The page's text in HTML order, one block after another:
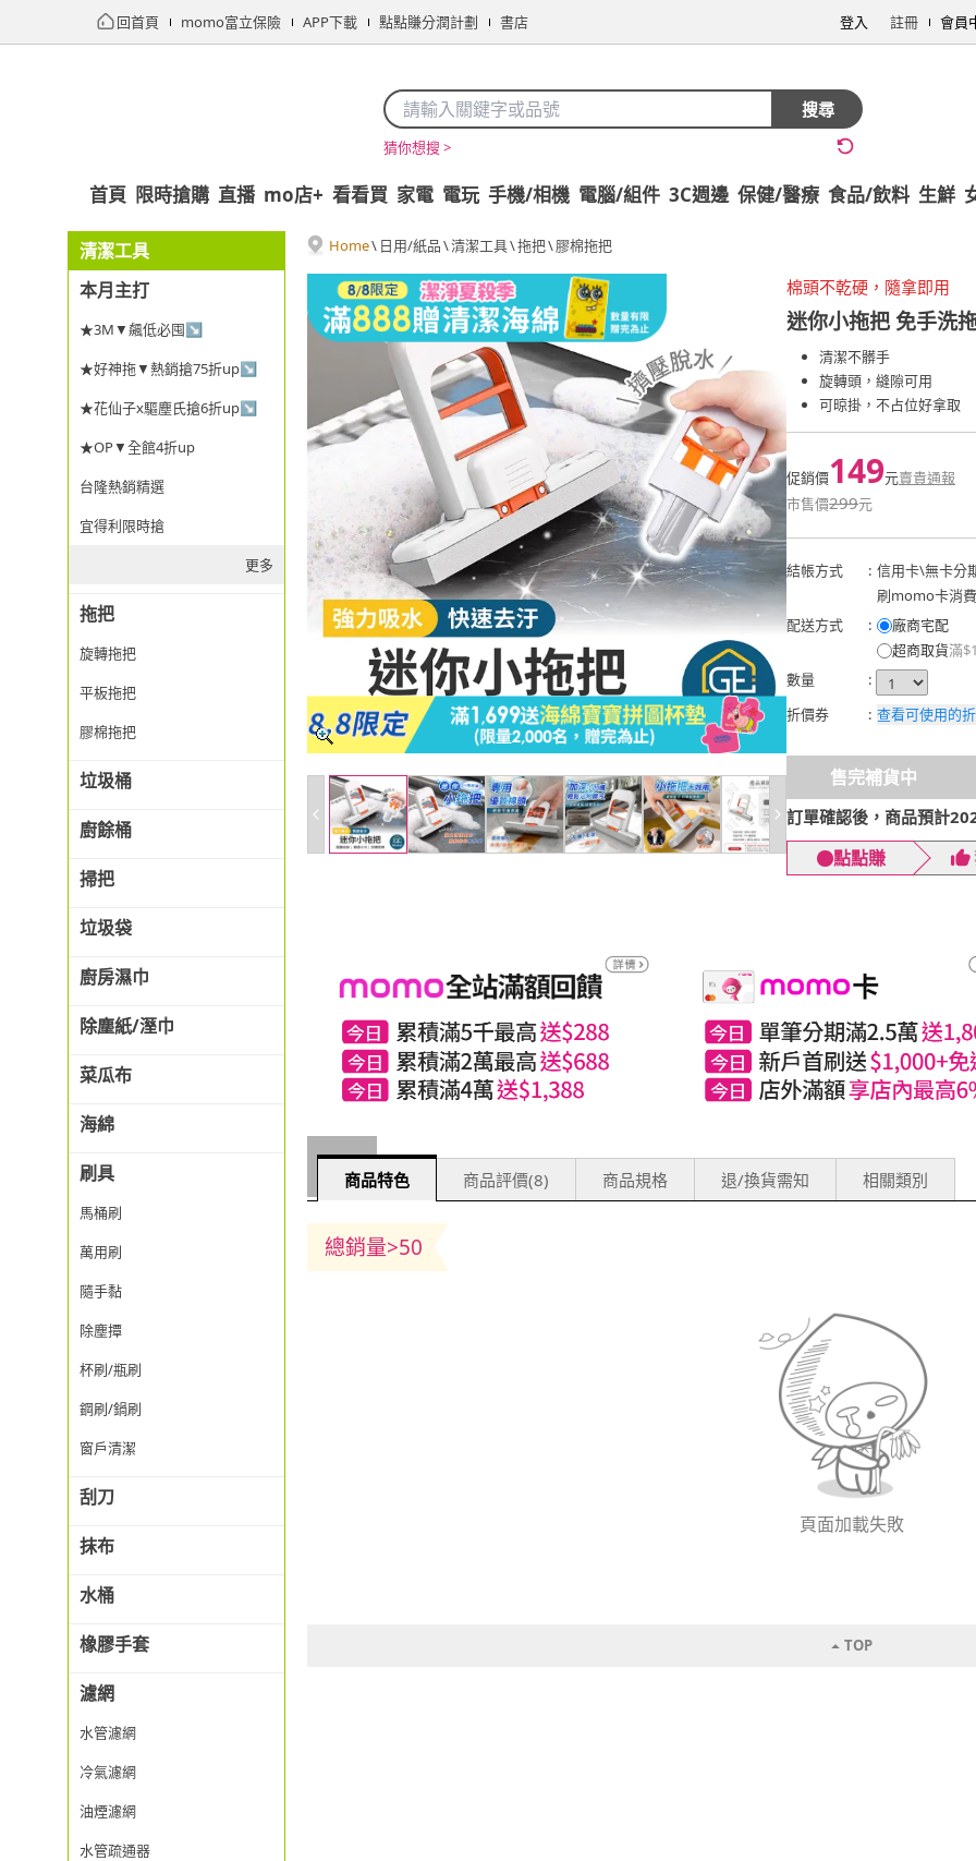
回首頁 momo富立保險 APP下載 點點賺分潤計劃 書店 登入 註冊 會員
搜尋
猜你想搜 >
首頁 限時搶購 直播 mo店+ 看看買 家電 電玩 手機/相機 電腦/組件 3C週邊 保健/醫療 食品/飲料 生鮮
清潔工具
本月主打
★3M▼飆低必囤↘
★好神拖▼熱銷搶75折up↘
★花仙子x驅塵氏搶6折up↘
★OP▼全館4折up
台隆熱銷精選
宜得利限時搶
更多
拖把
旋轉拖把
平板拖把
膠棉拖把
垃圾桶
廚餘桶
掃把
垃圾袋
廚房濕巾
除塵紙/溼巾
菜瓜布
海綿
刷具
馬桶刷
萬用刷
隨手黏
除塵撢
杯刷/瓶刷
鋼刷/鍋刷
窗戶清潔
刮刀
抹布
水桶
橡膠手套
濾網
水管濾網
冷氣濾網
油煙濾網
水管疏通器
Home\ 日用/紙品\清潔工具\拖把\膠棉拖把
棉頭不乾硬，隨拿即用
迷你小拖把 免手洗
清潔不髒手
旋轉頭，縫隙可用
可晾掛，不占位好拿取
促銷價149元賣貴通報
市售價299元
結帳方式 : 信用卡\無卡分
刷momo卡消
配送方式
:
廠商宅配
超商取貨滿
數量
:
折價券
: 查看可使用的
售完補貨中
訂單確認後，商品預計
點點賺
商品特色 商品評價(8) 商品規格 退/換貨需知 相關類別
總銷量>50
頁面加載失敗
TOP